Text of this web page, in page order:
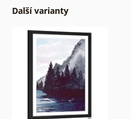
Další varianty